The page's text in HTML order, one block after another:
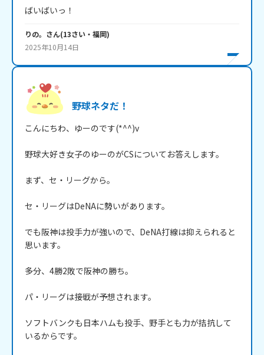
ばいばいっ！
りの。 さん(13さい・ 福岡)
2025年10月14日
野球ネタだ！
こんにちわ、ゆーのです(*^^)v
野球大好き女子のゆーのがCSについてお答えします。
まず、セ・リーグから。
セ・リーグはDeNAに勢いがあります。
でも阪神は投手力が強いので、DeNA打線は抑えられると
思います。
多分、4勝2敗で阪神の勝ち。
パ・リーグは接戦が予想されます。
ソフトバンクも日本ハムも投手、野手とも力が拮抗して
いるからです。